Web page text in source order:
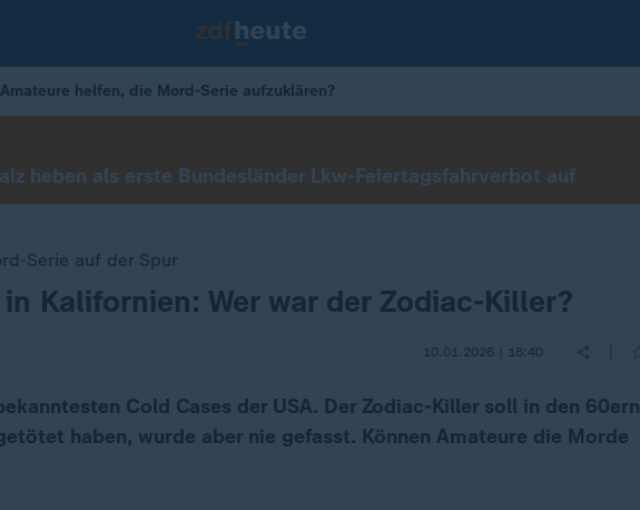
helfen, die Mord-Serie aufzuklären?
heben als erste Bundesländer Lkw-Feiertagsfahrverbot auf
Serie auf der Spur
Kalifornien: Wer war der Zodiac-Killer?
10.01.2026 | 18:40
Cold Cases der USA. Der Zodiac-Killer soll in den 60ern
haben, wurde aber nie gefasst. Können Amateure die Morde